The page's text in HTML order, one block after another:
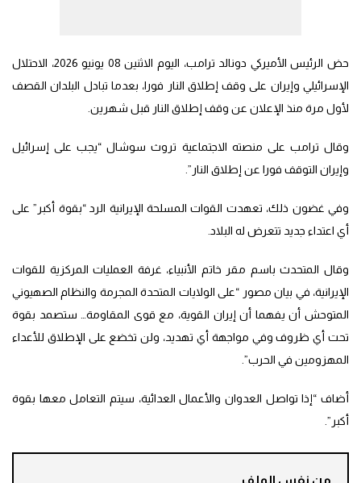
حض الرئيس الأميركي دونالد ترامب، اليوم الاثنين 08 يونيو 2026، الاحتلال
الإسرائيلي وإيران على وقف إطلاق النار فورا، بعدما تبادل البلدان القصف
لأول مرة منذ الإعلان عن وقف إطلاق النار قبل شهرين.
وقال ترامب على منصته الاجتماعية تروث سوشال “يجب على إسرائيل
وإيران التوقف فورا عن إطلاق النار”.
وفي غضون ذلك، تعهدت القوات المسلحة الإيرانية الرد “بقوة أكبر” على
أي اعتداء جديد تتعرض له البلاد.
وقال المتحدث باسم مقر خاتم الأنبياء، غرفة العمليات المركزية للقوات
الإيرانية، في بيان مصور “على الولايات المتحدة المجرمة والنظام الصهيوني
المتوحش أن يفهما أن إيران القوية، مع قوى المقاومة… ستصمد بقوة
تحت أي ظروف وفي مواجهة أي تهديد، ولن تخضع على الإطلاق للأعداء
المهزومين في الحرب”.
أضاف “إذا تواصل العدوان والأعمال العدائية، سيتم التعامل معها بقوة
أكبر”.
من نفس الملف